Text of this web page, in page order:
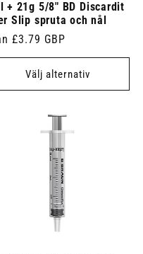
+ 21g 5/8" BD Discardit
Slip spruta och nål
£3.79 GBP
Välj alternativ